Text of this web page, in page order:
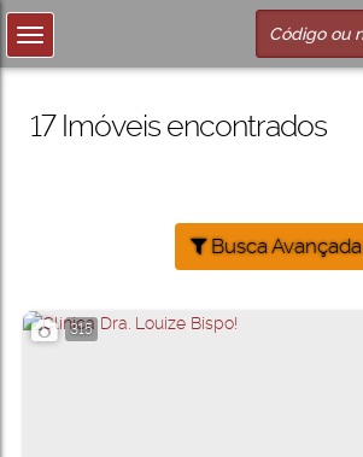
17 Imóveis encontrados
Busca Avançada
315